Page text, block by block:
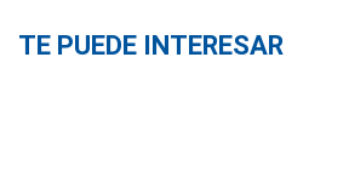
TE PUEDE INTERESAR